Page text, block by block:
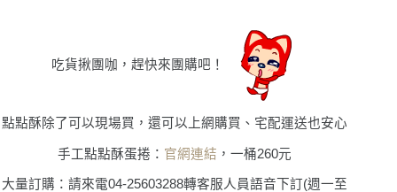
吃貨揪團咖，趕快來團購吧 ！
點點酥除了可以現場買，還可以上網購買、宅配運送也安心
手工點點酥蛋捲： 官網連結 ，一桶260元
大量訂購：請來電04-25603288轉客服人員語音下訂(週一至